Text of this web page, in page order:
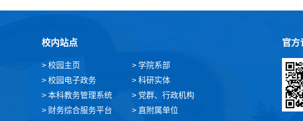
校内站点
> 校园主页
> 学院系部
> 校园电子政务
> 科研实体
> 本科教务管理系统
> 党群、行政机构
> 财务综合服务平台
> 直附属单位
官方